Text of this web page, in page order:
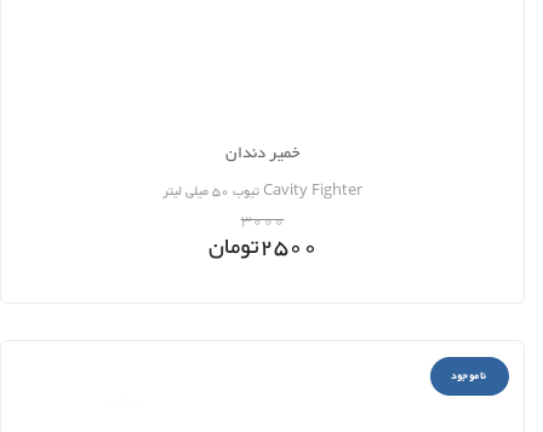
خمیر دندان
Cavity Fighter تیوب 50 میلی لیتر
3000
2500تومان
ناموجود